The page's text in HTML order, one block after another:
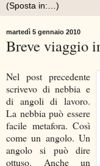
martedì 5 gennaio 2010
Breve viaggio
Nel post precedente
scrivevo di nebbia e
di angoli di lavoro.
La nebbia può essere
facile metafora. Così
come un angolo. Un
angolo si può dire
ottuso. Anche un